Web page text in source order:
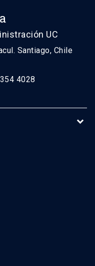
UC
Santiago, Chile
4028